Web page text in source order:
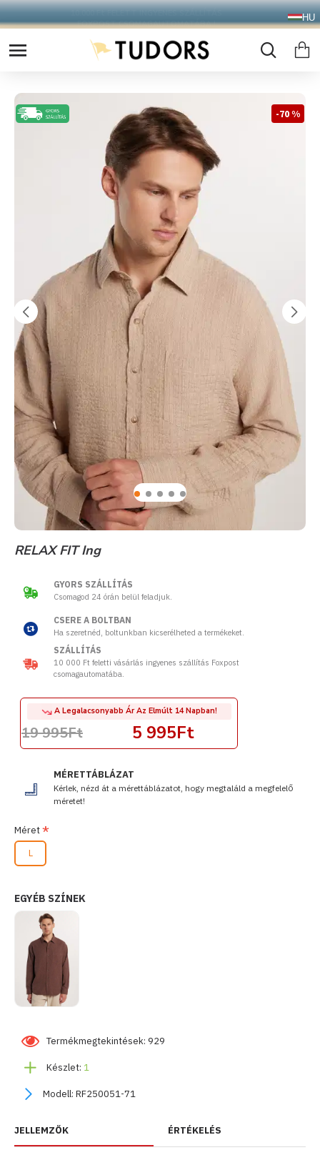
10.000 Ft FELETT INGYENES SZÁLLÍTÁS
FOXPOST CSOMAGAUTOMATÁBA !
HU
-70 %
RELAX FIT Ing
MÉRETTÁBLÁZAT
Kérlek, nézd át a mérettáblázatot, hogy megtaláld a megfelelő
méretet!
Készlet: 1
Modell: RF250051-71
Termékmegtekintések: 929
5 995Ft
A Legalacsonyabb Ár Az Elmúlt 14 Napban!
19 995Ft
Méret
L
EGYÉB SZÍNEK
GYORS SZÁLLÍTÁS
Csomagod 24 órán belül feladjuk.
CSERE A BOLTBAN
Ha szeretnéd, boltunkban kicserélheted a termékeket.
SZÁLLÍTÁS
10 000 Ft feletti vásárlás ingyenes szállítás Foxpost
csomagautomatába.
JELLEMZŐK ÉRTÉKELÉS